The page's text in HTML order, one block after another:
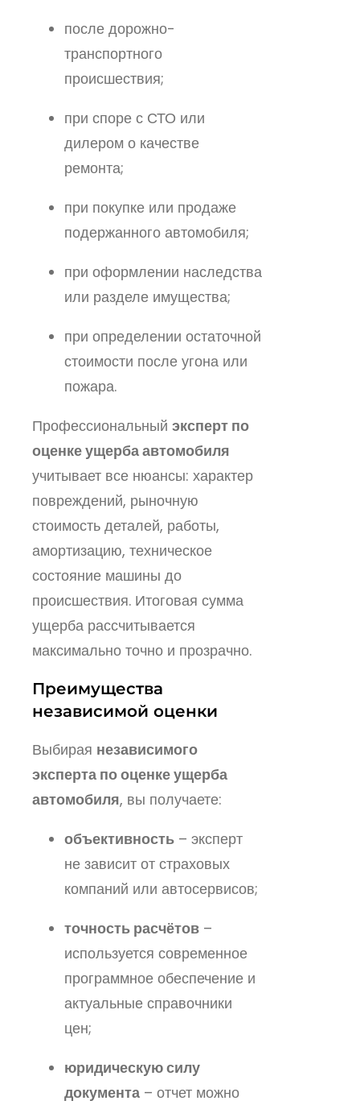
после дорожно-
транспортного
происшествия;
при споре с СТО или
дилером о качестве
ремонта;
при покупке или продаже
подержанного автомобиля;
при оформлении наследства
или разделе имущества;
при определении остаточной
стоимости после угона или
пожара.
Профессиональный эксперт по
оценке ущерба автомобиля
учитывает все нюансы: характер
повреждений, рыночную
стоимость деталей, работы,
амортизацию, техническое
состояние машины до
происшествия. Итоговая сумма
ущерба рассчитывается
максимально точно и прозрачно.
Преимущества
независимой оценки
Выбирая независимого
эксперта по оценке ущерба
автомобиля, вы получаете:
объективность – эксперт
не зависит от страховых
компаний или автосервисов;
точность расчётов –
используется современное
программное обеспечение и
актуальные справочники
цен;
юридическую силу
документа – отчет можно